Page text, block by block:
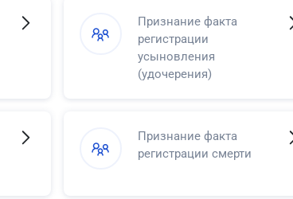
Признание факта
регистрации
усыновления
(удочерения)
Признание факта
регистрации смерти